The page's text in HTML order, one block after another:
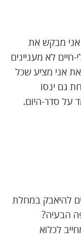
אני מבקש את
לא מעניינים
אני מציע שכל
גם ינסו
על סדר-היום.
להיאבק במחלת
הבעיה?
לכלוא